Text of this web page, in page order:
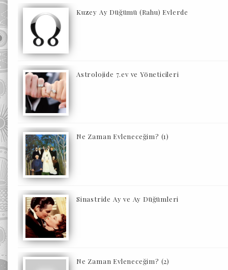
Kuzey Ay Düğümü (Rahu) Evlerde
Astrolojide 7.ev ve Yöneticileri
Ne Zaman Evleneceğim? (1)
Sinastride Ay ve Ay Düğümleri
Ne Zaman Evleneceğim? (2)